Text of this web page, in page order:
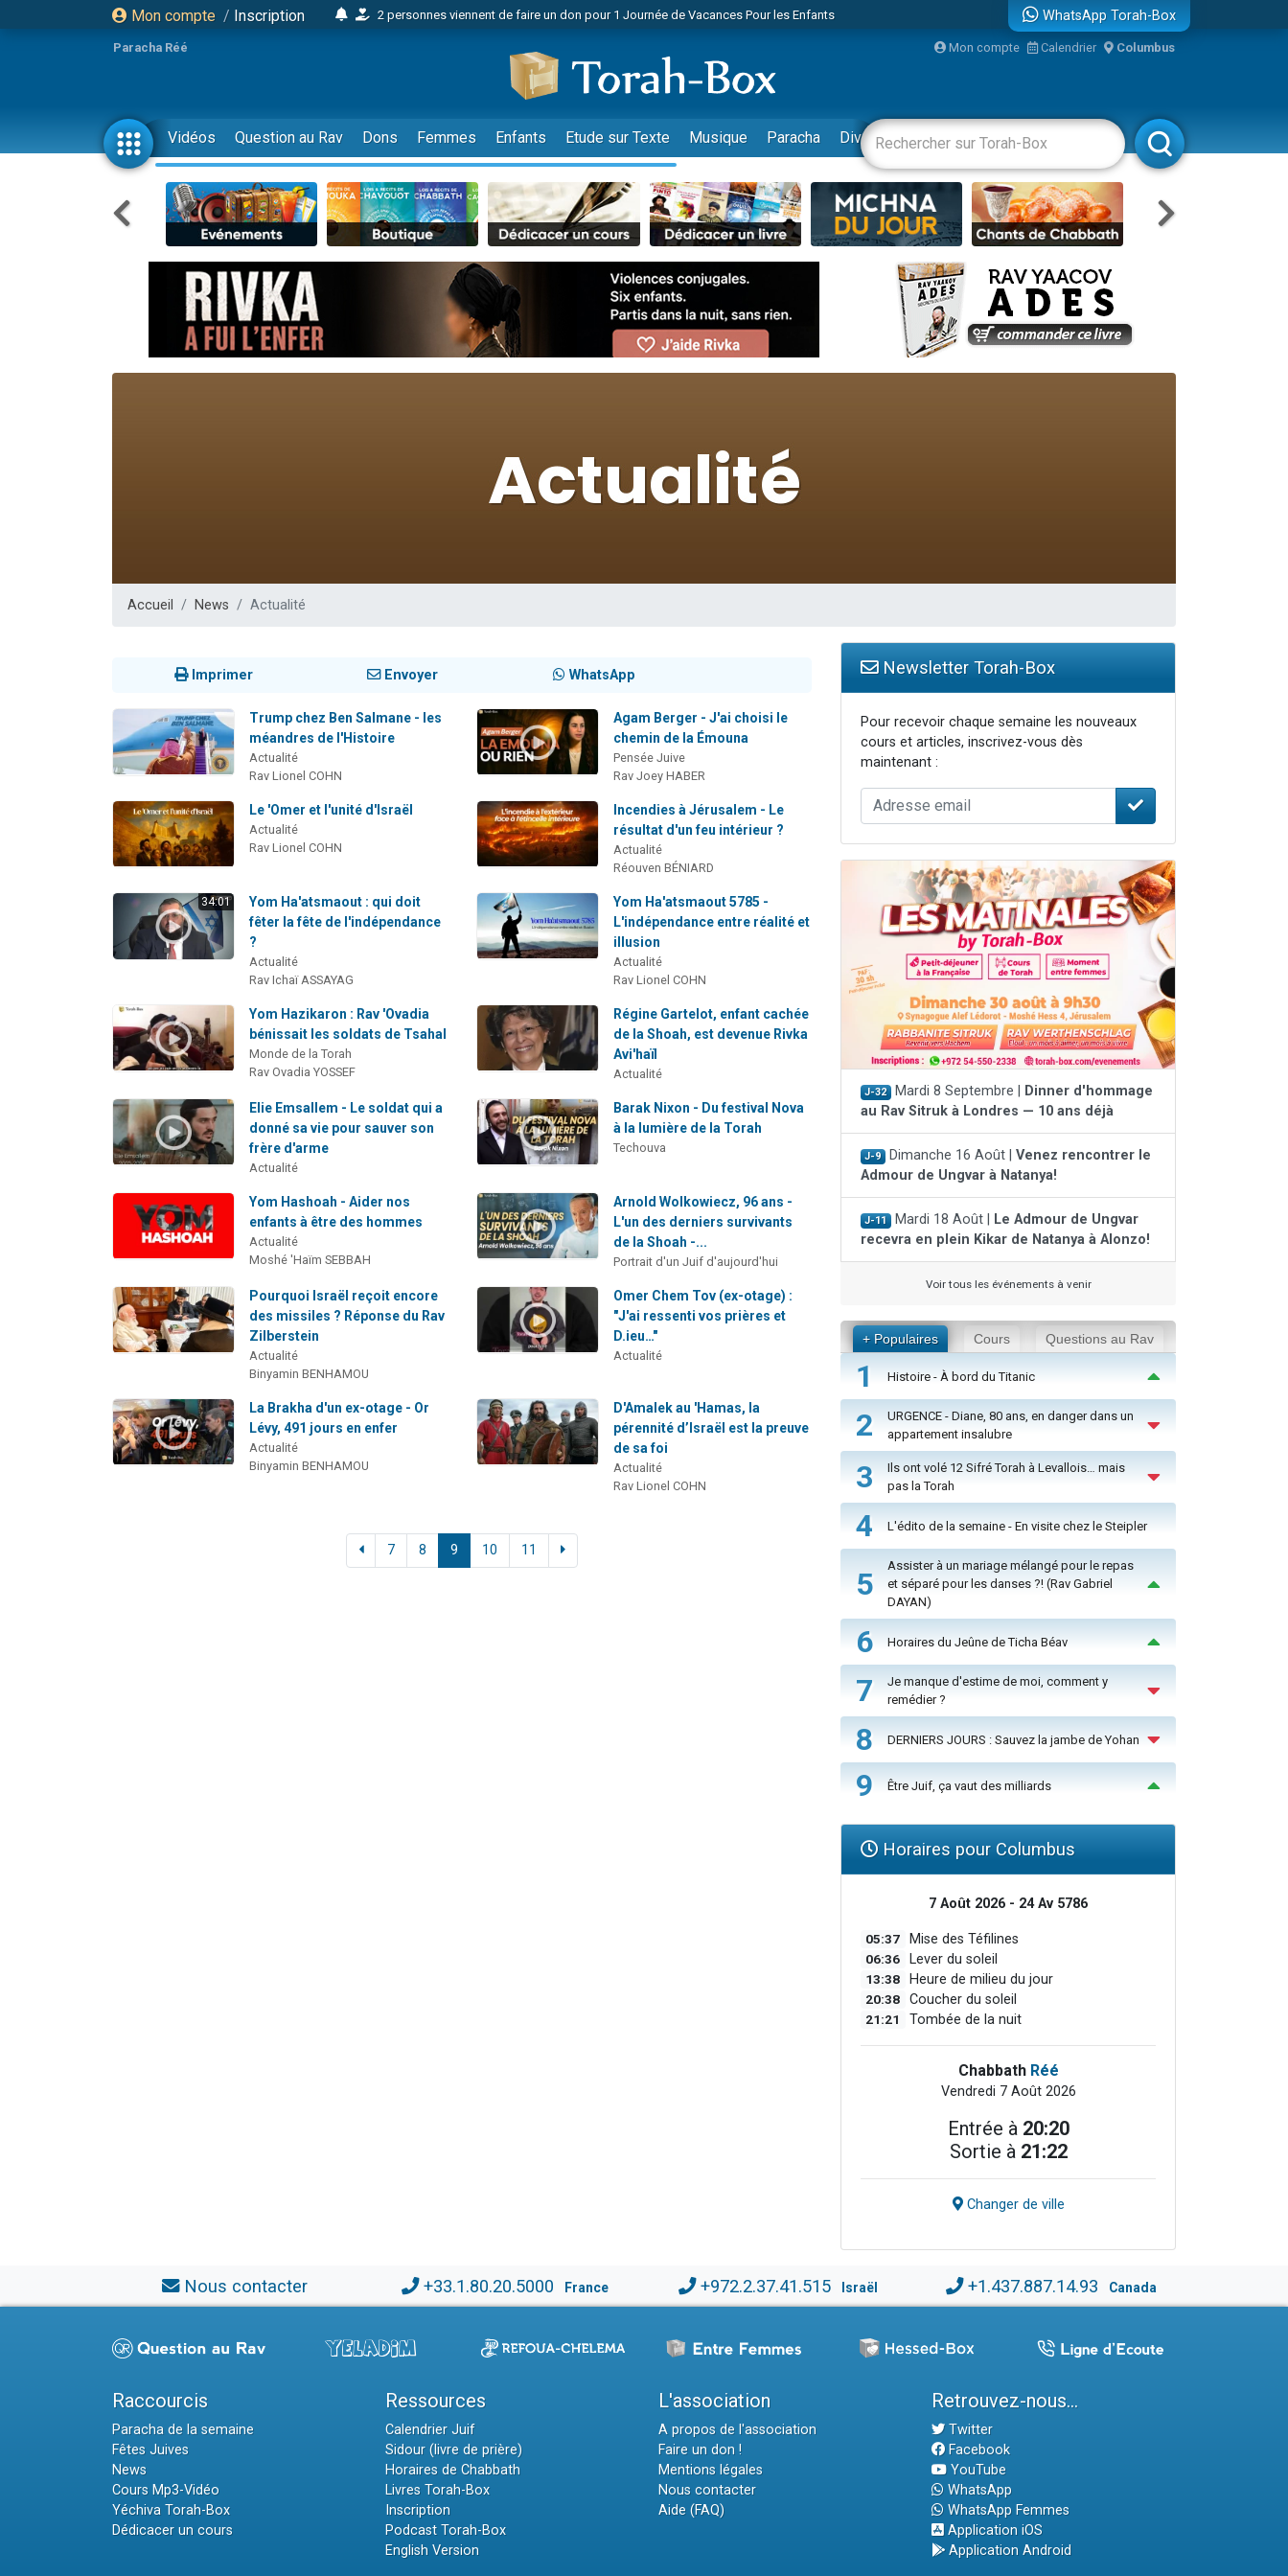
Mon compte / Inscription
2 personnes viennent de faire un don pour 1 Journée de Vacances Pour les Enfants
4 personnes viennent de nous rejoindre sur WhatsApp
Il reste 49 places pour étudier en groupe sur Zoom
23 personnes viennent de faire un don pour Diane, 80 ans, dans un appartement insalubre
Eva vient de donner son Maasser
4 personnes viennent de nous rejoindre sur WhatsApp
3 personnes viennent de nous rejoindre sur WhatsApp
3 personnes viennent de faire un don pour 5 jours de vacances aux Orphelins
Odaya vient de donner son Maasser
2 personnes viennent de nous rejoindre sur WhatsApp
13 personnes viennent de demander une bénédiction
12 nouvelles musiques dans Torah-Box Music
2 personnes viennent de nous rejoindre sur WhatsApp
3 personnes viennent de nous rejoindre sur WhatsApp
WhatsApp Torah-Box
Paracha Réé Mon compte Calendrier Columbus
Vidéos Question au Rav Dons Femmes Enfants Etude sur Texte Musique Paracha Divertissements Livres Rabbanim
Accueil News Actualité
Imprimer Envoyer WhatsApp
Trump chez Ben Salmane - les
méandres de l'Histoire
Actualité
Rav Lionel COHN
Agam Berger - J'ai choisi le
chemin de la Émouna
Pensée Juive
Rav Joey HABER
Le 'Omer et l'unité d'Israël
Actualité
Rav Lionel COHN
Incendies à Jérusalem - Le
résultat d'un feu intérieur ?
Actualité
Réouven BÉNIARD
34:01
Yom Ha'atsmaout : qui doit
fêter la fête de l'indépendance
?
Actualité
Rav Ichaï ASSAYAG
Yom Ha'atsmaout 5785 -
L'indépendance entre réalité et
illusion
Actualité
Rav Lionel COHN
Yom Hazikaron : Rav 'Ovadia
bénissait les soldats de Tsahal
Monde de la Torah
Rav Ovadia YOSSEF
Régine Gartelot, enfant cachée
de la Shoah, est devenue Rivka
Avi'haïl
Actualité
Elie Emsallem - Le soldat qui a
donné sa vie pour sauver son
frère d'arme
Actualité
Barak Nixon - Du festival Nova
à la lumière de la Torah
Techouva
Yom Hashoah - Aider nos
enfants à être des hommes
Actualité
Moshé 'Haïm SEBBAH
Arnold Wolkowiecz, 96 ans -
L'un des derniers survivants
de la Shoah -...
Portrait d'un Juif d'aujourd'hui
Pourquoi Israël reçoit encore
des missiles ? Réponse du Rav
Zilberstein
Actualité
Binyamin BENHAMOU
Omer Chem Tov (ex-otage) :
"J'ai ressenti vos prières et
D.ieu…"
Actualité
La Brakha d'un ex-otage - Or
Lévy, 491 jours en enfer
Actualité
Binyamin BENHAMOU
D'Amalek au 'Hamas, la
pérennité d’Israël est la preuve
de sa foi
Actualité
Rav Lionel COHN
7 8 9 10 11
Newsletter Torah-Box
Pour recevoir chaque semaine les nouveaux
cours et articles, inscrivez-vous dès
maintenant :
J-32 Mardi 8 Septembre |
Dinner d'hommage
au Rav Sitruk à Londres — 10 ans déjà
J-9 Dimanche 16 Août | Venez rencontrer le
Admour de Ungvar à Natanya!
J-11 Mardi 18 Août |
Le Admour de Ungvar
recevra en plein Kikar de Natanya à Alonzo!
Voir tous les événements à venir
+ Populaires Cours Questions au Rav
1 Histoire - À bord du Titanic
2
URGENCE - Diane, 80 ans, en danger dans un
appartement insalubre
3
Ils ont volé 12 Sifré Torah à Levallois… mais
pas la Torah
4 L'édito de la semaine - En visite chez le Steipler
5
Assister à un mariage mélangé pour le repas
et séparé pour les danses ?! (Rav Gabriel
DAYAN)
6 Horaires du Jeûne de Ticha Béav
7
Je manque d'estime de moi, comment y
remédier ?
8 DERNIERS JOURS : Sauvez la jambe de Yohan
9 Être Juif, ça vaut des milliards
Horaires pour Columbus
7 Août 2026 - 24 Av 5786
05:37 Mise des Téfilines
06:36 Lever du soleil
13:38 Heure de milieu du jour
20:38 Coucher du soleil
21:21 Tombée de la nuit
Chabbath Réé
Vendredi 7 Août 2026
Entrée à 20:20
Sortie à 21:22
Changer de ville
Nous contacter +33.1.80.20.5000 France +972.2.37.41.515 Israël +1.437.887.14.93 Canada
Raccourcis
Paracha de la semaine
Fêtes Juives
News
Cours Mp3-Vidéo
Yéchiva Torah-Box
Dédicacer un cours
Ressources
Calendrier Juif
Sidour (livre de prière)
Horaires de Chabbath
Livres Torah-Box
Inscription
Podcast Torah-Box
English Version
L'association
A propos de l'association
Faire un don !
Mentions légales
Nous contacter
Aide (FAQ)
Retrouvez-nous...
Twitter
Facebook
YouTube
WhatsApp
WhatsApp Femmes
Application iOS
Application Android